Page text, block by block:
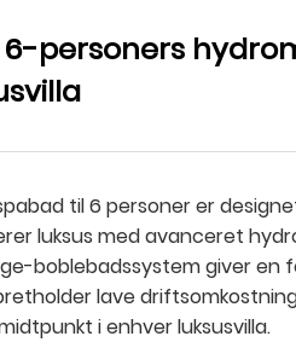
personers
til 6 personer er
luksus med avanceret
boblebadssystem giver en
lave
i enhver luksusvilla.